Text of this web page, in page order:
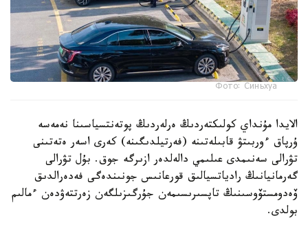
Фото: Синьхуа
الايدا مۇنداي كولىكتەردىڭ ەرلەردىڭ پوتەنتسياسىنا نەمەسە
ۇرپاق ءوربىتۋ قابىلەتىنە (فەرتيلدىگىنە) كەرى اسەر ەتەتىنى
تۋرالى سەنىمدى عىلىمي دالەلدەر ازىرگە جوق. بۇل تۋرالى
گەرمانيانىڭ رادياتسيالىق قورعانىس جونىندەگى فەدەرالدىق
ۆەدومستۆوسىنىڭ تاپسىرىسىمەن جۇرگىزىلگەن زەرتتەۋدەن ءمالىم
بولدى.